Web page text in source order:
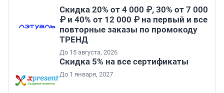
Скидка 20% от 4 000 ₽, 30% от 7 000
₽ и 40% от 12 000 ₽ на первый и все
повторные заказы по промокоду
ТРЕНД
До 15 августа, 2026
Скидка 5% на все сертификаты
До 1 января, 2027